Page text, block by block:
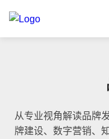
从专业视角解读品牌
牌建设、数字营销、